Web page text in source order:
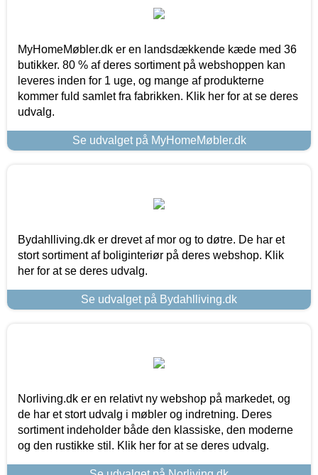
MyHomeMøbler.dk er en landsdækkende kæde med 36
butikker. 80 % af deres sortiment på webshoppen kan
leveres inden for 1 uge, og mange af produkterne
kommer fuld samlet fra fabrikken. Klik her for at se deres
udvalg.
Se udvalget på MyHomeMøbler.dk
Bydahlliving.dk er drevet af mor og to døtre. De har et
stort sortiment af boliginteriør på deres webshop. Klik
her for at se deres udvalg.
Se udvalget på Bydahlliving.dk
Norliving.dk er en relativt ny webshop på markedet, og
de har et stort udvalg i møbler og indretning. Deres
sortiment indeholder både den klassiske, den moderne
og den rustikke stil. Klik her for at se deres udvalg.